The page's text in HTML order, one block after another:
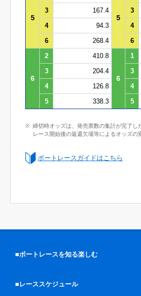
5 5
3
167.4 3
4
94.3 4
6
268.4 6
6
2 410.8
6
1
3
204.4 3
4
126.8 4
5
338.3 5
締切時オッズは、発売票数の集計が完了
レース開始後の返還欠場等によるオッズの
ボートレースガイドはこちら
■ボートレースを知る楽しむ
■レーススケジュール